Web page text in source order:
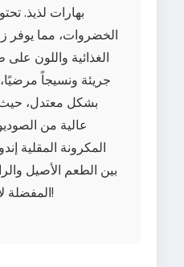
بهارات لذيذ.
الخضروات، مما يوفر
الغذائية واللون
جريئة ونسيجاً مرضيًا،
بشكل معتدل،
عالية من
المكرونة المقلية
بين الطعم الأصيل
المفضلة لأي وقت لتناول الطعام!